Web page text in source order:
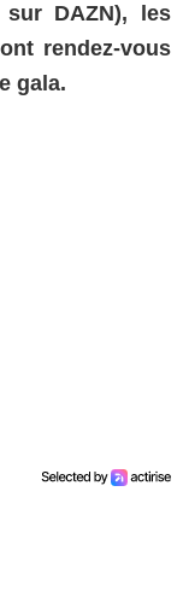
DAZN), les
rendez-vous
gala.